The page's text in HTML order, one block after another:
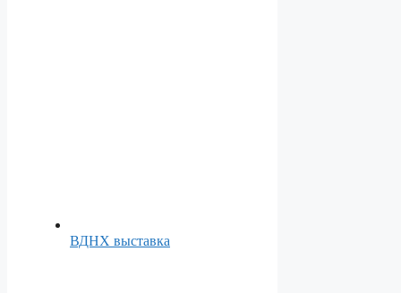
ВДНХ выставка